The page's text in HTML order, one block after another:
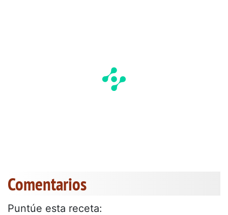
Comentarios
Puntúe esta receta: